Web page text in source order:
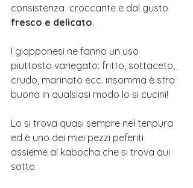
consistenza  croccante e dal gusto
fresco e delicato.
I giapponesi ne fanno un uso
piuttosto variegato: fritto, sottaceto,
crudo, marinato ecc. insomma è stra
buono in qualsiasi modo lo si cucini!
Lo si trova quasi sempre nel tenpura
ed è uno dei miei pezzi peferiti
assieme al kabocha che si trova qui
sotto.